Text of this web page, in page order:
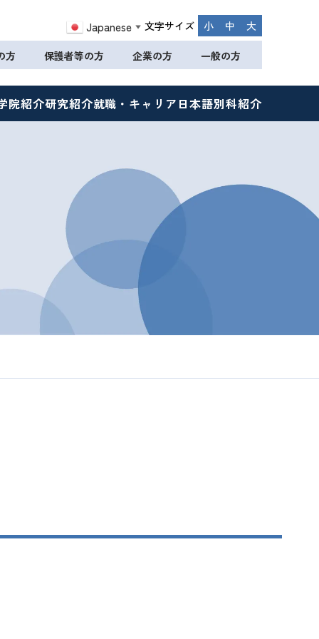
Japanese ▼ 文字サイズ 小 中 大
方 保護者等の方 企業の方 一般の方
院紹介研究紹介就職・キャリア 日本語別科紹介